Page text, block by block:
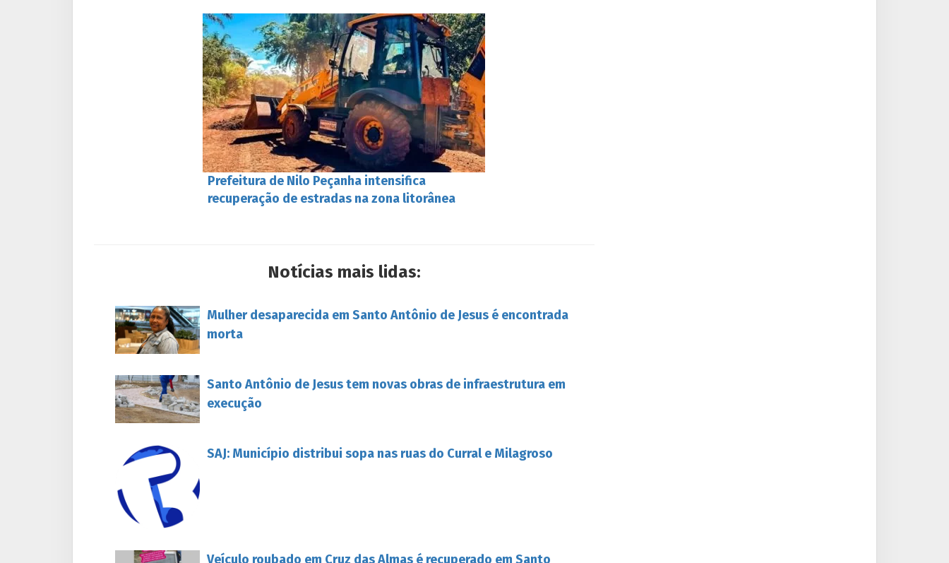
Prefeitura de Nilo Peçanha intensifica
recuperação de estradas na zona litorânea
Notícias mais lidas:
Mulher desaparecida em Santo Antônio de Jesus é encontrada
morta
Santo Antônio de Jesus tem novas obras de infraestrutura em
execução
SAJ: Município distribui sopa nas ruas do Curral e Milagroso
Veículo roubado em Cruz das Almas é recuperado em Santo